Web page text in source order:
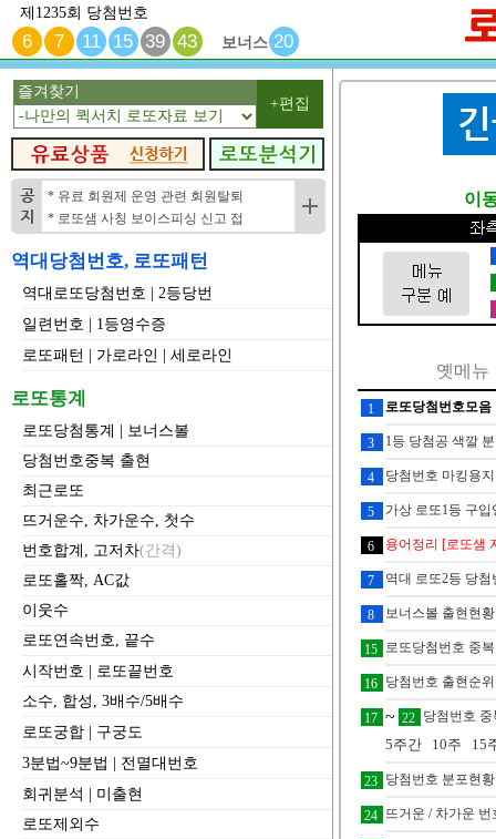
제1235회 당첨번호
6 7 11 15 39 43 보너스 20
즐겨찾기
+편집
* 유료 회원제 운영 관련 회원탈퇴
* 로또샘 사칭 보이스피싱 신고 접
역대당첨번호, 로또패턴
역대로또당첨번호
2등당번
일련번호
1등영수증
로또패턴
가로라인 세로라인
로또통계
로또당첨통계
보너스볼
당첨번호중복 출현
최근로또
뜨거운수, 차가운수, 첫수
번호합계, 고저차(간격)
로또홀짝, AC값
이웃수
로또연속번호, 끝수
시작번호
로또끝번호
소수, 합성, 3배수/5배수
로또궁합
구궁도
3분법~9분법
전멸대번호
회귀분석
미출현
로또제외수
이
옛메뉴
1 로또당첨번호모음
3 1등 당첨공 색깔
4 당첨번호 마킹용지
5 가상 로또1등 구입
6 용어정리 [로또샘
7 역대 로또2등 당첨
8 보너스볼 출현현황
15 로또당첨번호 중
16 당첨번호 출현순
17 ~ 22 당첨번호 중
5주간 10주 15
23 당첨번호 분포현황
24 뜨거운 / 차가운 번